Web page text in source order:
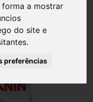
a mostrar
do site e
preferências
KG